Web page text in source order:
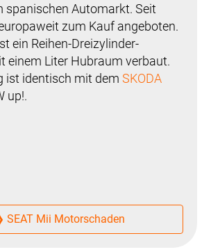
spanischen Automarkt. Seit
zum Kauf angeboten.
ein Reihen-Dreizylinder-
einem Liter Hubraum verbaut.
ist identisch mit dem SKODA
up!.
SEAT Mii Motorschaden